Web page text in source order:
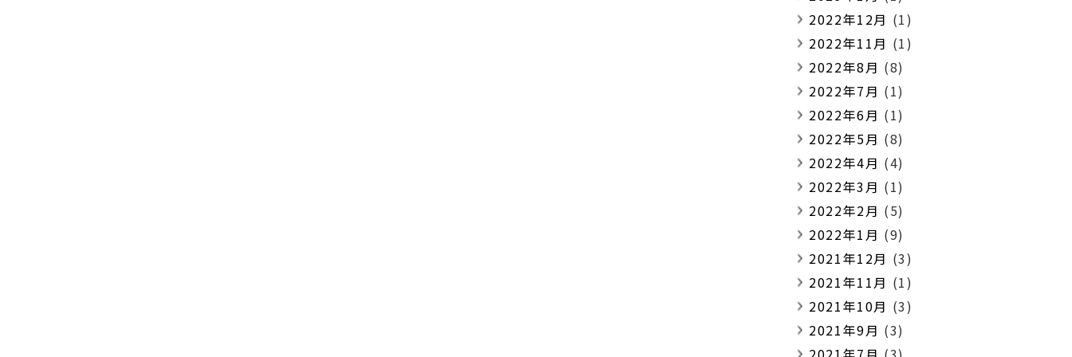
2022年12月 (1)
2022年11月 (1)
2022年8月 (8)
2022年7月 (1)
2022年6月 (1)
2022年5月 (8)
2022年4月 (4)
2022年3月 (1)
2022年2月 (5)
2022年1月 (9)
2021年12月 (3)
2021年11月 (1)
2021年10月 (3)
2021年9月 (3)